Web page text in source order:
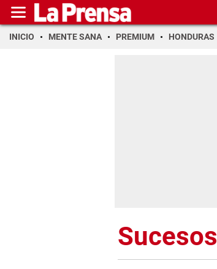
INICIO MENTE SANA PREMIUM HONDURAS
Sucesos